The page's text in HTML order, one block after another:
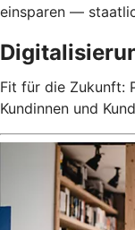
einsparen —
Fit für die Zukunft:
Kundinnen und